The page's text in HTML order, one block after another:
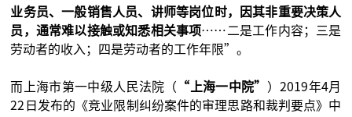
业务员、一般销售人员、讲师等岗位时，因其非重要决策人
员，通常难以接触或知悉相关事项……二是工作内容；三是
劳动者的收入；四是劳动者的工作年限”。
而上海市第一中级人民法院（ “上海一中院” ）2019年4月
22日发布的《竞业限制纠纷案件的审理思路和裁判要点》中